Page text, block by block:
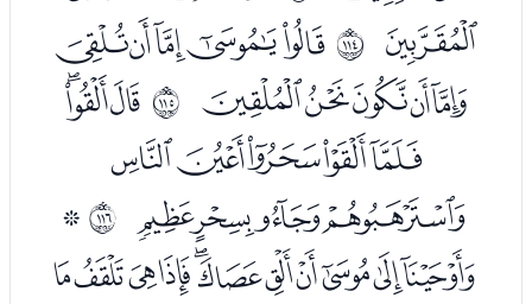
ﮯ ﱱﮱﯓﯔﯕﯖ
ﯗﯘﯙﯚﯛ ﱲ ﯝﯞﯟ
ﯠﯡﯢﯣﯤ
ﯥﯦﯧﯨ ﱳﯪ
ﯫﯬﯭﯮﯯﯰﯱﯲﯳﯴﯵ